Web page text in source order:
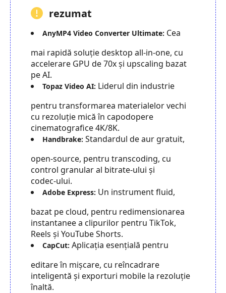
rezumat
AnyMP4 Video Converter Ultimate: Cea
mai rapidă soluție desktop all‑in‑one, cu
accelerare GPU de 70x și upscaling bazat
pe AI.
Topaz Video AI: Liderul din industrie
pentru transformarea materialelor vechi
cu rezoluție mică în capodopere
cinematografice 4K/8K.
Handbrake: Standardul de aur gratuit,
open‑source, pentru transcoding, cu
control granular al bitrate‑ului și
codec‑ului.
Adobe Express: Un instrument fluid,
bazat pe cloud, pentru redimensionarea
instantanee a clipurilor pentru TikTok,
Reels și YouTube Shorts.
CapCut: Aplicația esențială pentru
editare în mișcare, cu reîncadrare
inteligentă și exporturi mobile la rezoluție
înaltă.